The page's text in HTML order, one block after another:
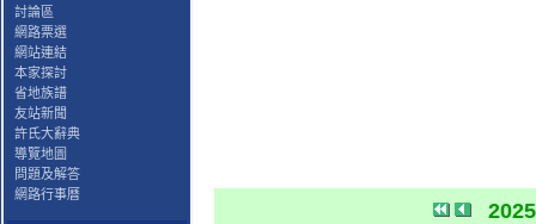
討論區
網路票選
網站連結
本家探討
省地族譜
友站新聞
許氏大辭典
導覽地圖
問題及解答
網路行事曆